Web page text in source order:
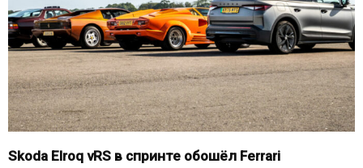
Skoda Elroq vRS в спринте обошёл Ferrari